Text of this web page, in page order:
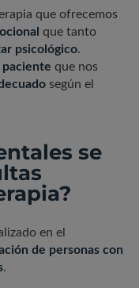
que ofrecemos
que tanto
psicológico.
que nos
según el
se
en el
de personas con
.